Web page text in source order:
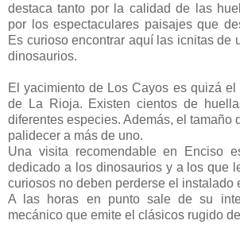
destaca tanto por la calidad de las
por los espectaculares paisajes que
Es curioso encontrar aquí las icnitas de
dinosaurios.
El yacimiento de Los Cayos es quizá el
de La Rioja. Existen cientos de
diferentes especies. Además, el tamaño
palidecer a más de uno.
Una visita recomendable en Enciso
dedicado a los dinosaurios y a los que
curiosos no deben perderse el instalado
A las horas en punto sale de su
mecánico que emite el clásicos rugido